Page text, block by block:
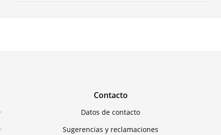
Contacto
Datos de contacto
Sugerencias y reclamaciones